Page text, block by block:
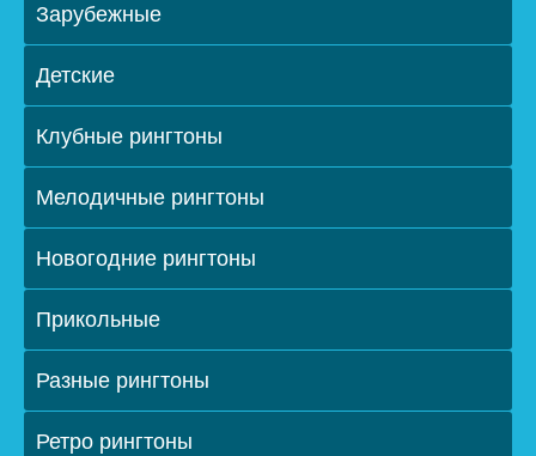
Зарубежные
Детские
Клубные рингтоны
Мелодичные рингтоны
Новогодние рингтоны
Прикольные
Разные рингтоны
Ретро рингтоны